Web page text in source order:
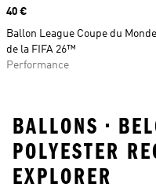
Prix
40 €
Ballon League Coupe du Monde
de la FIFA 26™
Performance
BALLONS •
POLYESTER
EXPLORER